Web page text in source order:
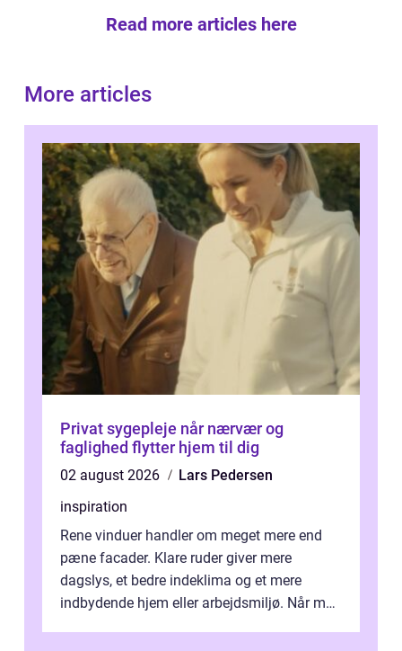
Read more articles here
More articles
Privat sygepleje når nærvær og
faglighed flytter hjem til dig
02 august 2026
Lars Pedersen
inspiration
Rene vinduer handler om meget mere end
pæne facader. Klare ruder giver mere
dagslys, et bedre indeklima og et mere
indbydende hjem eller arbejdsmiljø. Når man